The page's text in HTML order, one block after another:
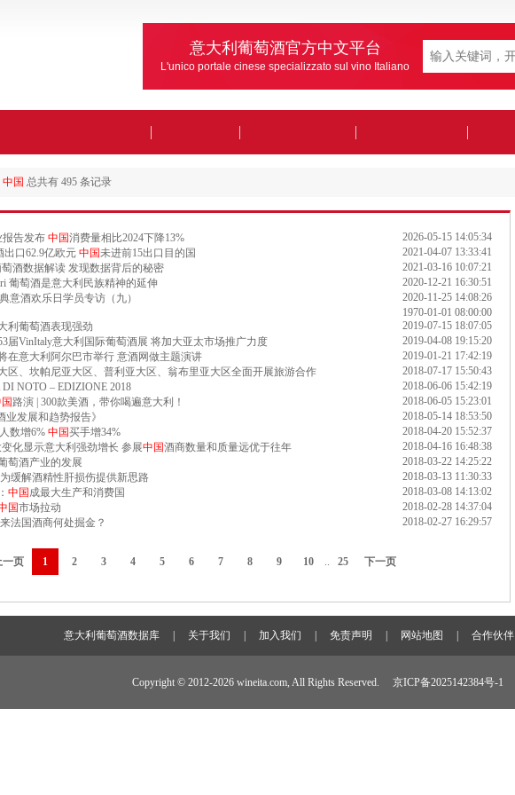
意大利葡萄酒官方中文平台
L'unico portale cinese specializzato sul vino Italiano
中国 总共有 495 条记录
2026-05-15 14:05:34
报告发布 中国消费量相比2024下降13%
2021-04-07 13:33:41
出口62.9亿欧元 中国未进前15出口目的国
2021-03-16 10:07:21
酒数据解读 发现数据背后的秘密
2020-12-21 16:30:51
葡萄酒是意大利民族精神的延伸
2020-11-25 14:08:26
意酒欢乐日学员专访（九）
1970-01-01 08:00:00
2019-07-15 18:07:05
利葡萄酒表现强劲
2019-04-08 19:15:20
届VinItaly意大利国际葡萄酒展 将加大亚太市场推广力度
2019-01-21 17:42:19
在意大利阿尔巴市举行 意酒网做主题演讲
2018-07-17 15:50:43
区、坎帕尼亚大区、普利亚大区、翁布里亚大区全面开展旅游合作
2018-06-06 15:42:19
NOTO – EDIZIONE 2018
2018-06-05 15:23:01
路演 | 300款美酒，带你喝遍意大利！
2018-05-14 18:53:50
发展和趋势报告》
2018-04-20 15:52:37
数增6% 中国买手增34%
2018-04-16 16:48:38
化显示意大利强劲增长 参展中国酒商数量和质量远优于往年
2018-03-22 14:25:22
萄酒产业的发展
2018-03-13 11:30:33
缓解酒精性肝损伤提供新思路
2018-03-08 14:13:02
中国 成最大生产和消费国
2018-02-28 14:37:04
国市场拉动
2018-02-27 16:29:57
法国酒商何处掘金？
一页 1 2 3 4 5 6 7 8 9 10 .. 25 下一页
意大利葡萄酒数据库 关于我们 加入我们 免责声明 网站地图 合作伙伴
Copyright © 2012-2026 wineita.com, All Rights Reserved. 京ICP备2025142384号-1